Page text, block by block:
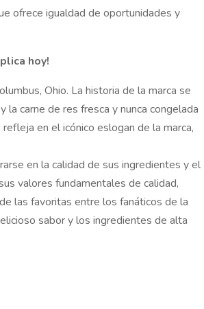
ofrece igualdad de oportunidades y
hoy!
Ohio. La historia de la marca se
carne de res fresca y nunca congelada
en el icónico eslogan de la marca,
en la calidad de sus ingredientes y el
valores fundamentales de calidad,
las favoritas entre los fanáticos de la
sabor y los ingredientes de alta